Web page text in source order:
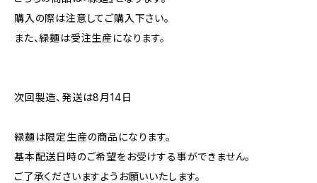
購入の際は注意してご購入下さい。
また、緑麺は受注生産になります。
次回製造、発送は8月14日
緑麺は限定生産の商品になります。
基本配送日時のご希望をお受けする事ができません。
ご了承くださいますようお願いいたします。